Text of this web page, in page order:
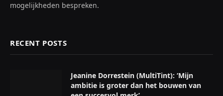
mogelijkheden bespreken.
RECENT POSTS
Jeanine Dorrestein (MultiTint): ‘Mijn
ambitie is groter dan het bouwen van